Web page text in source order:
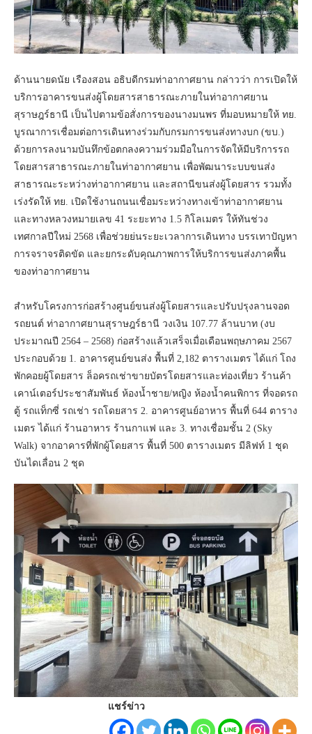
ด้านนายดนัย เรืองสอน อธิบดีกรมท่าอากาศยาน กล่าวว่า การเปิดให้
บริการอาคารขนส่งผู้โดยสารสาธารณะภายในท่าอากาศยาน
สุราษฎร์ธานี เป็นไปตามข้อสั่งการของนางมนพร ที่มอบหมายให้ ทย.
บูรณาการเชื่อมต่อการเดินทางร่วมกับกรมการขนส่งทางบก (ขบ.)
ด้วยการลงนามบันทึกข้อตกลงความร่วมมือในการจัดให้มีบริการรถ
โดยสารสาธารณะภายในท่าอากาศยาน เพื่อพัฒนาระบบขนส่ง
สาธารณะระหว่างท่าอากาศยาน และสถานีขนส่งผู้โดยสาร รวมทั้ง
เร่งรัดให้ ทย. เปิดใช้งานถนนเชื่อมระหว่างทางเข้าท่าอากาศยาน
และทางหลวงหมายเลข 41 ระยะทาง 1.5 กิโลเมตร ให้ทันช่วง
เทศกาลปีใหม่ 2568 เพื่อช่วยย่นระยะเวลาการเดินทาง บรรเทาปัญหา
การจราจรติดขัด และยกระดับคุณภาพการให้บริการขนส่งภาคพื้น
ของท่าอากาศยาน
สำหรับโครงการก่อสร้างศูนย์ขนส่งผู้โดยสารและปรับปรุงลานจอด
รถยนต์ ท่าอากาศยานสุราษฎร์ธานี วงเงิน 107.77 ล้านบาท (งบ
ประมาณปี 2564 – 2568) ก่อสร้างแล้วเสร็จเมื่อเดือนพฤษภาคม 2567
ประกอบด้วย 1. อาคารศูนย์ขนส่ง พื้นที่ 2,182 ตารางเมตร ได้แก่ โถง
พักคอยผู้โดยสาร ล็อครถเช่าขายบัตรโดยสารและท่องเที่ยว ร้านค้า
เคาน์เตอร์ประชาสัมพันธ์ ห้องน้ำชาย/หญิง ห้องน้ำคนพิการ ที่จอดรถ
ตู้ รถแท็กซี่ รถเช่า รถโดยสาร 2. อาคารศูนย์อาหาร พื้นที่ 644 ตาราง
เมตร ได้แก่ ร้านอาหาร ร้านกาแฟ และ 3. ทางเชื่อมชั้น 2 (Sky
Walk) จากอาคารที่พักผู้โดยสาร พื้นที่ 500 ตารางเมตร มีลิฟท์ 1 ชุด
บันไดเลื่อน 2 ชุด
แชร์ข่าว